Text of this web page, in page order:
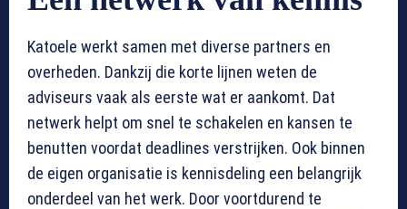
Katoele werkt samen met diverse partners en
overheden. Dankzij die korte lijnen weten de
adviseurs vaak als eerste wat er aankomt. Dat
netwerk helpt om snel te schakelen en kansen te
benutten voordat deadlines verstrijken. Ook binnen
de eigen organisatie is kennisdeling een belangrijk
onderdeel van het werk. Door voortdurend te